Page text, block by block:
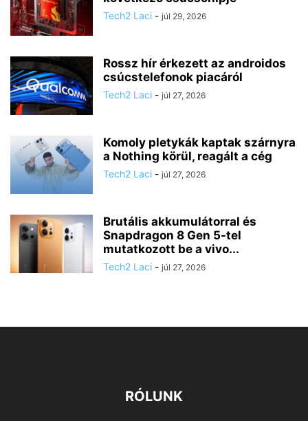
Tech2 Laci - júl 29, 2026
Rossz hír érkezett az androidos
csúcstelefonok piacáról
Tech2 Laci - júl 27, 2026
Komoly pletykák kaptak szárnyra
a Nothing körül, reagált a cég
Tech2 Laci - júl 27, 2026
Brutális akkumulátorral és
Snapdragon 8 Gen 5-tel
mutatkozott be a vivo...
Tech2 Laci - júl 27, 2026
RÓLUNK